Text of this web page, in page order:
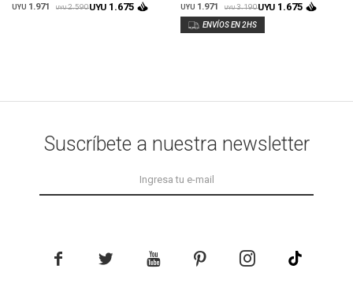
UYU 1.971 UYU 2.590UYU 1.675 UYU 1.971 UYU 3.190UYU 1.675
Suscríbete a nuestra newsletter
    